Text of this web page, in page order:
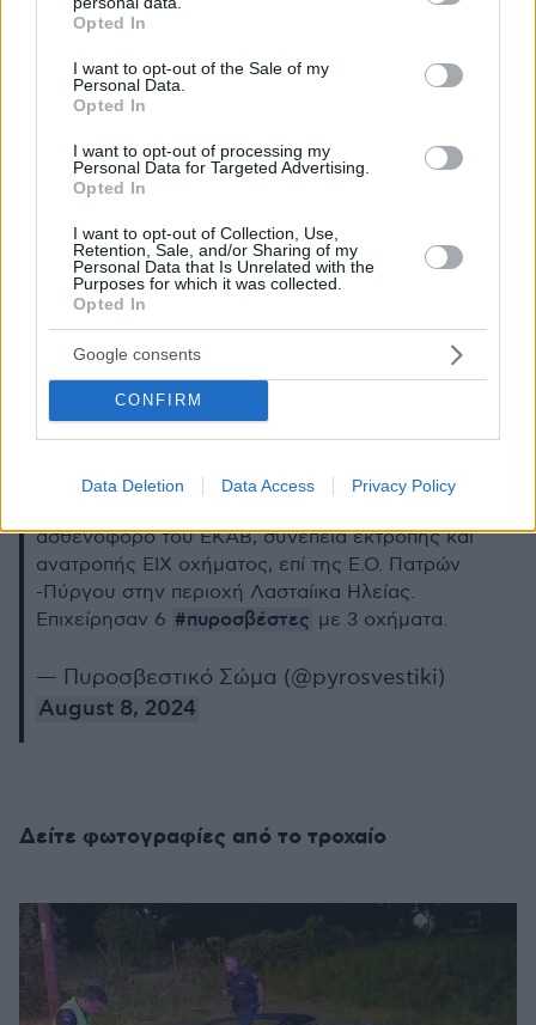
grant or deny consent to Google and its third-party tags to
use your data for below specified purposes in below Google
consent section.
Opted In
I want to opt-out of the Sale of my
Personal Data.
Opted In
I want to opt-out of processing my
Personal Data for Targeted Advertising.
Opted In
I want to opt-out of Collection, Use,
Retention, Sale, and/or Sharing of my
Personal Data that Is Unrelated with the
Purposes for which it was collected.
Opted In
Google consents
CONFIRM
Data Deletion Data Access Privacy Policy
Ο ήχος της σφοδρής πρόσκρουσης έκανε τους
κατοίκους των σπιτιών στην περιοχή να
αποτρόπαιες εικόνες.
Τροχαίας Πύργου και έπειτα ασθενοφόρο του
ΕΚΑΒ και δύναμη της Πυροσβεστικής
Υπηρεσίας Πύργου.
Η ανακοίνωση της πυροσβεστικής για το
ασθενοφόρο του ΕΚΑΒ, συνεπεία εκτροπής και
ανατροπής ΕΙΧ οχήματος, επί της Ε.Ο. Πατρών
-Πύργου στην περιοχή Λασταίικα Ηλείας.
Επιχείρησαν 6 #πυροσβέστες με 3 οχήματα.
— Πυροσβεστικό Σώμα (@pyrosvestiki)
August 8, 2024
Δείτε φωτογραφίες από το τροχαίο